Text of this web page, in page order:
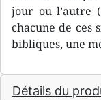
jour ou l’autre
chacune de ces
bibliques, une
Détails du